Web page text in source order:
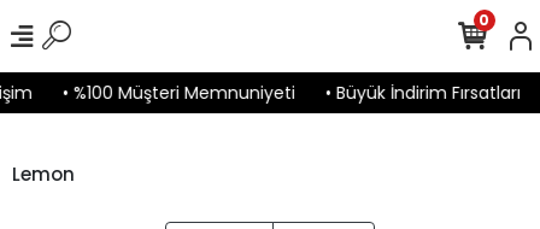
• %100 Müşteri Memnuniyeti • Büyük İndirim Fırsatları
0
Lemon